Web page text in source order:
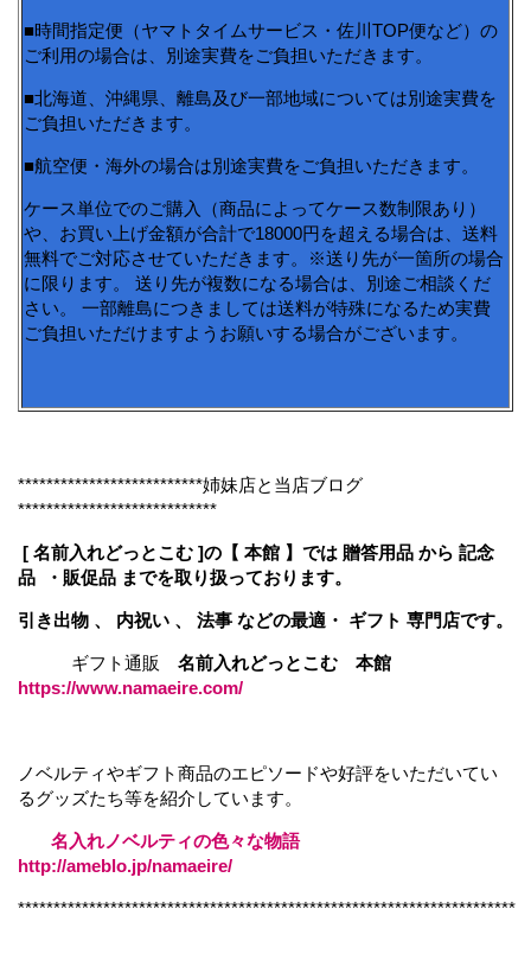
■時間指定便（ヤマトタイムサービス・佐川TOP便など）の
ご利用の場合は、別途実費をご負担いただきます。
■北海道、沖縄県、離島及び一部地域については別途実費を
ご負担いただきます。
■航空便・海外の場合は別途実費をご負担いただきます。
ケース単位でのご購入（商品によってケース数制限あり）
や、お買い上げ金額が合計で18000円を超える場合は、送料
無料でご対応させていただきます。※送り先が一箇所の場合
に限ります。 送り先が複数になる場合は、別途ご相談くだ
さい。 一部離島につきましては送料が特殊になるため実費
ご負担いただけますようお願いする場合がございます。
**************************姉妹店と当店ブログ
****************************
[ 名前入れどっとこむ ]の【 本館 】では 贈答用品 から 記念
品 ・販促品 までを取り扱っております。
引き出物 、 内祝い 、 法事 などの最適・ ギフト 専門店です。
ギフト通販 名前入れどっとこむ 本館
https://www.namaeire.com/
ノベルティやギフト商品のエピソードや好評をいただいてい
るグッズたち等を紹介しています。
名入れノベルティの色々な物語
http://ameblo.jp/namaeire/
**********************************************************************